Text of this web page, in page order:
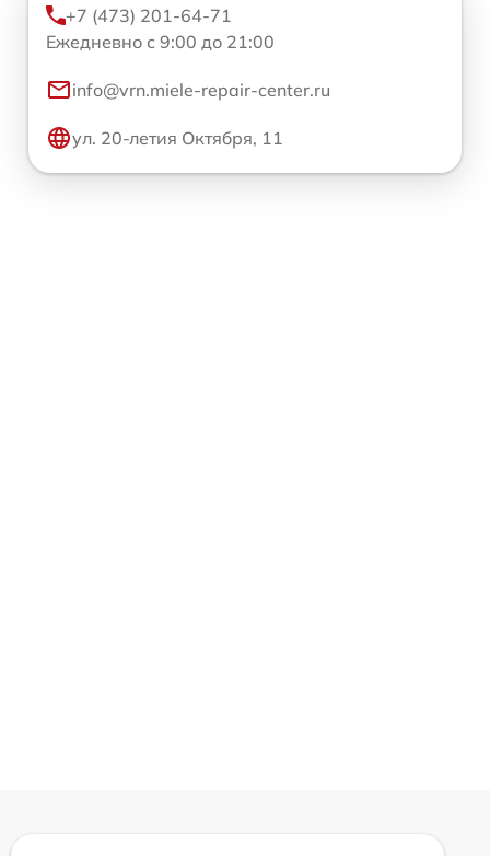
+7 (473) 201-64-71
Ежедневно с 9:00 до 21:00
info@vrn.miele-repair-center.ru
ул. 20-летия Октября, 11